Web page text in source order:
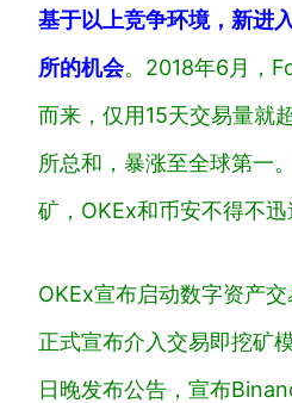
基于以上竞争环境， 新进
所的机会。 2018年6月，
而来，仅用15天交易量就
所总和，暴涨至全球第一
矿，OKEx和币安不得不迅
OKEx宣布启动数字资产交
正式宣布介入交易即挖矿
日晚发布公告，宣布